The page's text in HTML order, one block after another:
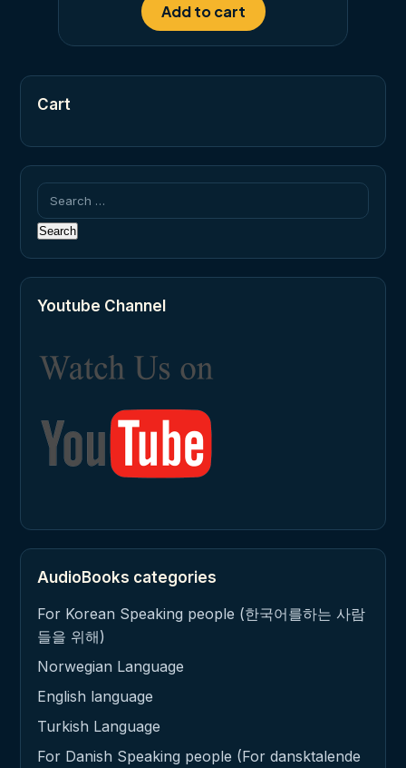
Add to cart
Cart
Search
for:
Youtube Channel
AudioBooks categories
For Korean Speaking people (한국어를하는 사람
들을 위해)
Norwegian Language
English language
Turkish Language
For Danish Speaking people (For dansktalende